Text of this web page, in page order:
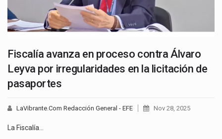
Fiscalía avanza en proceso contra Álvaro
Leyva por irregularidades en la licitación de
pasaportes
LaVibrante.Com Redacción General - EFE Nov 28, 2025
La Fiscalía…